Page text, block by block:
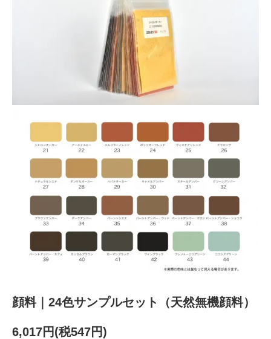
顔料｜24色サンプルセット（天然無機顔料）
6,017円(税547円)